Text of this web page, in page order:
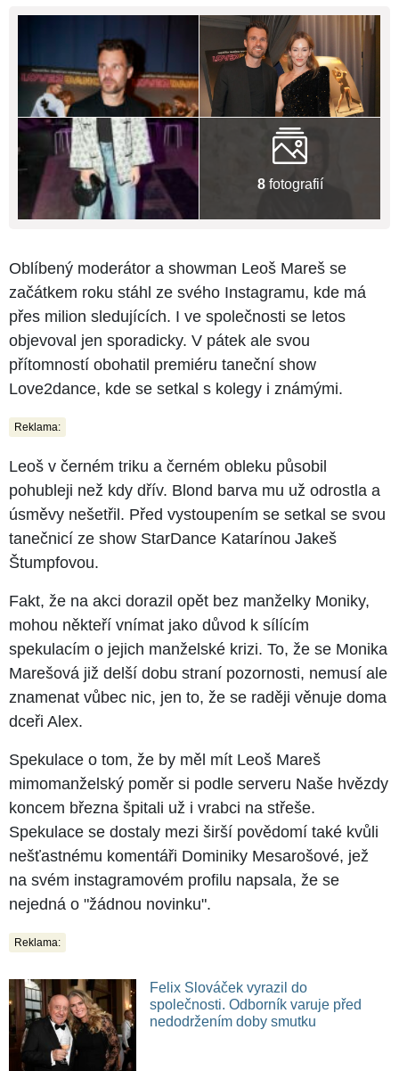
8fotografií
Oblíbený moderátor a showman Leoš Mareš se
začátkem roku stáhl ze svého Instagramu, kde má
přes milion sledujících. I ve společnosti se letos
objevoval jen sporadicky. V pátek ale svou
přítomností obohatil premiéru taneční show
Love2dance, kde se setkal s kolegy i známými.
Reklama:
Leoš v černém triku a černém obleku působil
pohubleji než kdy dřív. Blond barva mu už odrostla a
úsměvy nešetřil. Před vystoupením se setkal se svou
tanečnicí ze show StarDance Katarínou Jakeš
Štumpfovou.
Fakt, že na akci dorazil opět bez manželky Moniky,
mohou někteří vnímat jako důvod k sílícím
spekulacím o jejich manželské krizi. To, že se Monika
Marešová již delší dobu straní pozornosti, nemusí ale
znamenat vůbec nic, jen to, že se raději věnuje doma
dceři Alex.
Spekulace o tom, že by měl mít Leoš Mareš
mimomanželský poměr si podle serveru Naše hvězdy
koncem března špitali už i vrabci na střeše.
Spekulace se dostaly mezi širší povědomí také kvůli
nešťastnému komentáři Dominiky Mesarošové, jež
na svém instagramovém profilu napsala, že se
nejedná o "žádnou novinku".
Reklama:
Felix Slováček vyrazil do
společnosti. Odborník varuje před
nedodržením doby smutku